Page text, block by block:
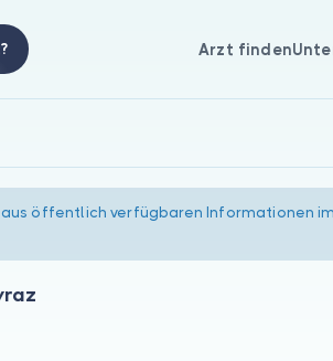
Arzt finden
öffentlich verfügbaren Informationen im